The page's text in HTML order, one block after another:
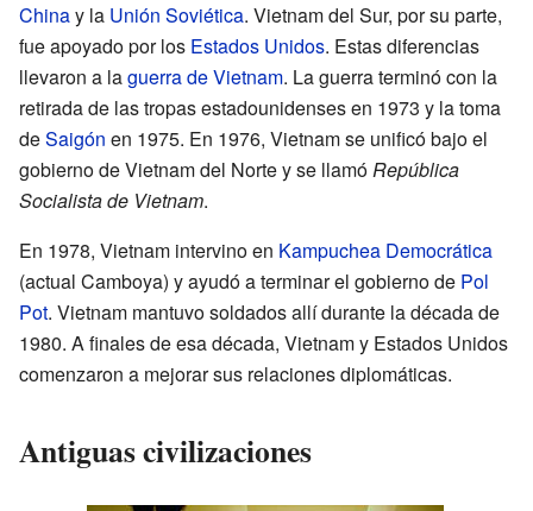
Chinay la Unión Soviética. Vietnam del Sur, por su parte,
fue apoyado por los Estados Unidos. Estas diferencias
llevaron a laguerra de Vietnam. La guerra terminó con la
retirada de las tropas estadounidenses en 1973 y la toma
deSaigón en 1975. En 1976, Vietnam se unificó bajo el
gobierno de Vietnam del Norte y se llamóRepública
Socialista de Vietnam.
En 1978, Vietnam intervino en Kampuchea Democrática
(actual Camboya) y ayudó a terminar el gobierno de Pol
Pot. Vietnam mantuvo soldados allí durante la década de
1980. A finales de esa década, Vietnam y Estados Unidos
comenzaron a mejorar sus relaciones diplomáticas.
Antiguas civilizaciones